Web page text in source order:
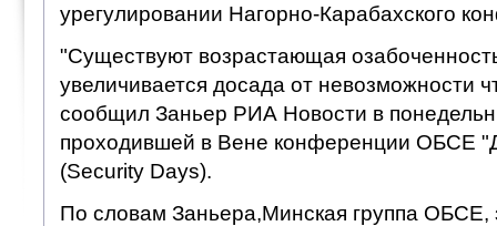
урегулировании Нагорно-Карабахского
"Существуют возрастающая
увеличивается досада от невозможности
сообщил Заньер РИА Новости в
проходившей в Вене конференции ОБСЕ
(Security Days).
По словам Заньера,Минская группа